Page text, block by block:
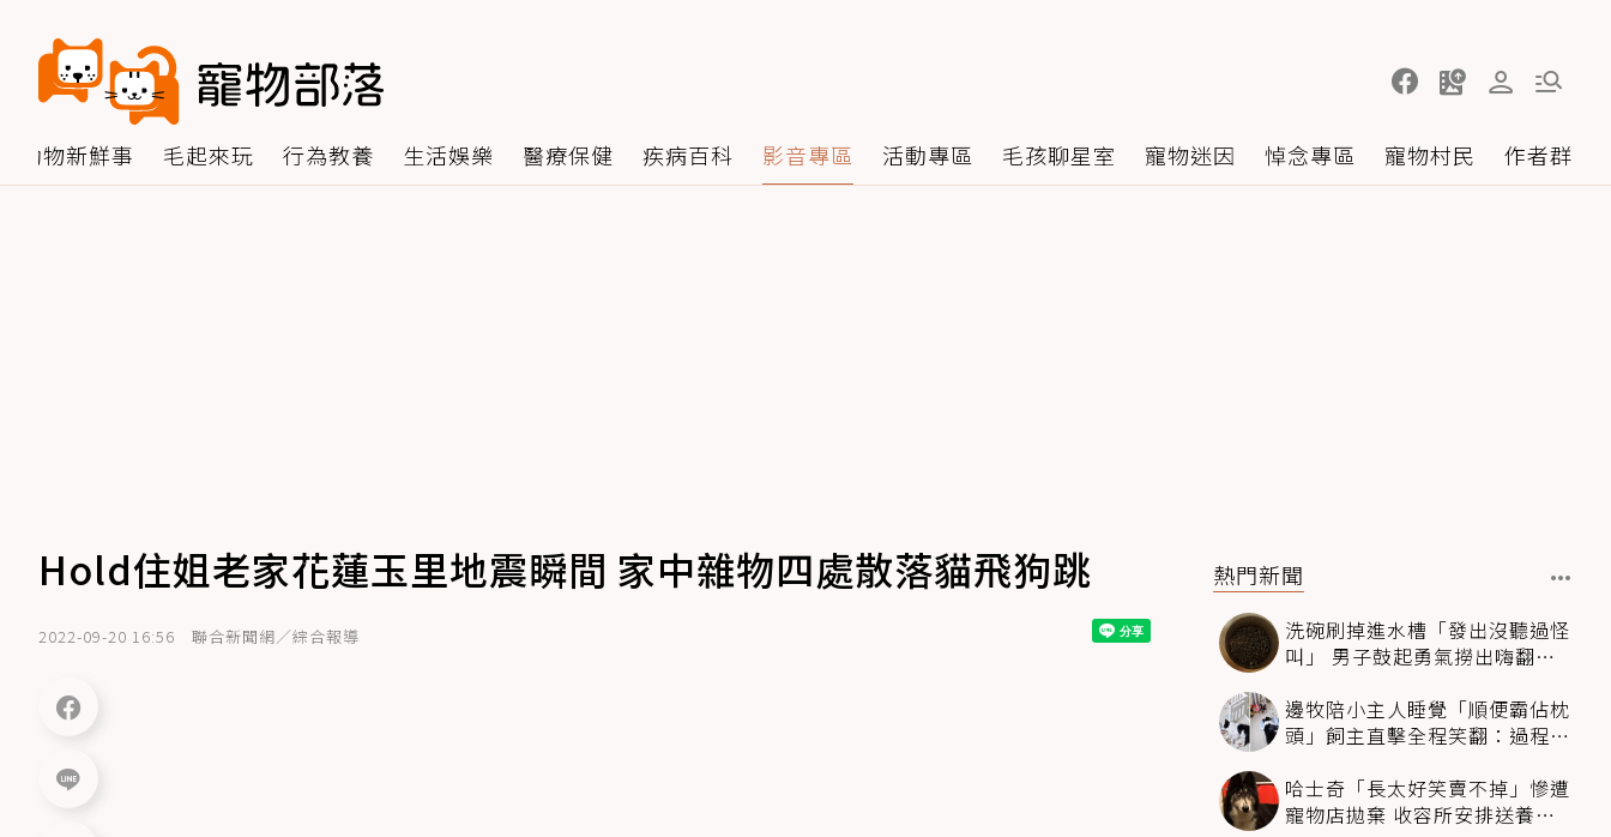
動物新鮮事 毛起來玩 行為教養 生活娛樂 醫療保健 疾病百科 影音專區 活動專區 毛孩聊星室 寵物迷因 悼念專區 寵物村民 作者群
Hold住姐老家花蓮玉里地震瞬間 家中雜物四處散落貓飛狗跳
2022-09-20 16:56 聯合新聞網／綜合報導
熱門新聞
洗碗刷掉進水槽「發出沒聽過怪
叫」 男子鼓起勇氣撈出嗨翻：
邊牧陪小主人睡覺「順便霸佔枕
頭」飼主直擊全程笑翻：過程絲
哈士奇「長太好笑賣不掉」慘遭
寵物店拋棄 收容所安排送養活